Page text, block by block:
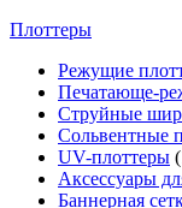
Плоттеры
Режущие
Печатающе-
Струйные
Сольвентные
UV-плоттеры
Аксессуары
Баннерная